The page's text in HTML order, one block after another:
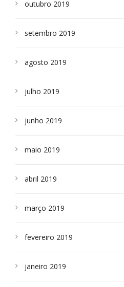
outubro 2019
setembro 2019
agosto 2019
julho 2019
junho 2019
maio 2019
abril 2019
março 2019
fevereiro 2019
janeiro 2019